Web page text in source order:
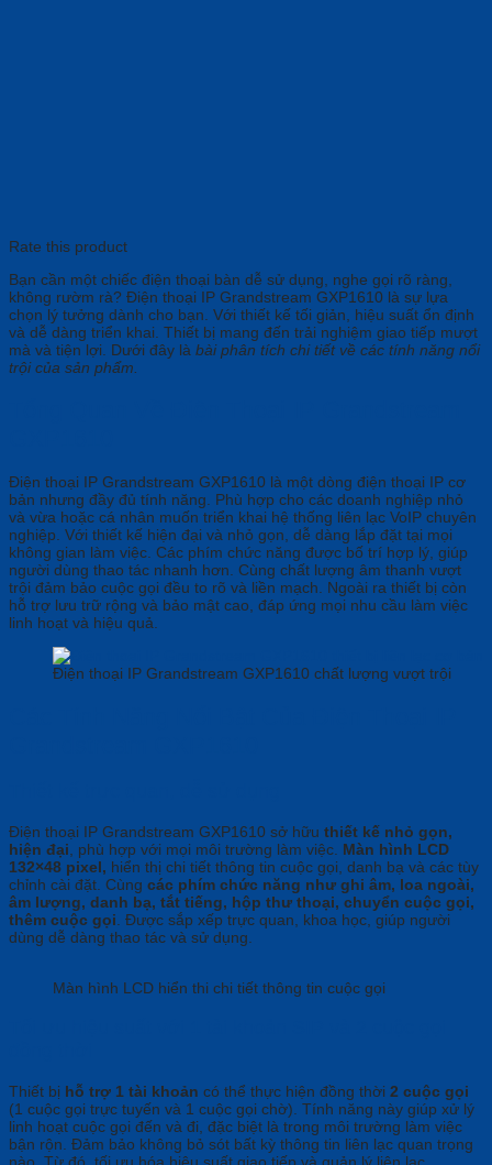
Rate this product
Bạn cần một chiếc điện thoại bàn dễ sử dụng, nghe gọi rõ ràng,
không rườm rà? Điện thoại IP Grandstream GXP1610 là sự lựa
chọn lý tưởng dành cho bạn. Với thiết kế tối giản, hiệu suất ổn định
và dễ dàng triển khai. Thiết bị mang đến trải nghiệm giao tiếp mượt
mà và tiện lợi. Dưới đây là bài phân tích chi tiết về các tính năng nổi
trội của sản phẩm.
Điện thoại IP Grandstream GXP1610 là một dòng điện thoại IP cơ
bản nhưng đầy đủ tính năng. Phù hợp cho các doanh nghiệp nhỏ
và vừa hoặc cá nhân muốn triển khai hệ thống liên lạc VoIP chuyên
nghiệp. Với thiết kế hiện đại và nhỏ gọn, dễ dàng lắp đặt tại mọi
không gian làm việc. Các phím chức năng được bố trí hợp lý, giúp
người dùng thao tác nhanh hơn. Cùng chất lượng âm thanh vượt
trội đảm bảo cuộc gọi đều to rõ và liền mạch. Ngoài ra thiết bị còn
hỗ trợ lưu trữ rộng và bảo mật cao, đáp ứng mọi nhu cầu làm việc
linh hoạt và hiệu quả.
Điện thoại IP Grandstream GXP1610 chất lượng vượt trội
Điện thoại IP Grandstream GXP1610 sở hữu thiết kế nhỏ gọn,
hiện đại , phù hợp với mọi môi trường làm việc. Màn hình LCD
132×48 pixel, hiển thị chi tiết thông tin cuộc gọi, danh bạ và các tùy
chỉnh cài đặt. Cùng các phím chức năng như ghi âm, loa ngoài,
âm lượng, danh bạ, tắt tiếng, hộp thư thoại, chuyển cuộc gọi,
thêm cuộc gọi . Được sắp xếp trực quan, khoa học, giúp người
dùng dễ dàng thao tác và sử dụng.
Màn hình LCD hiển thi chi tiết thông tin cuộc gọi
Thiết bị hỗ trợ 1 tài khoản có thể thực hiện đồng thời 2 cuộc gọi
(1 cuộc gọi trực tuyến và 1 cuộc gọi chờ). Tính năng này giúp xử lý
linh hoạt cuộc gọi đến và đi, đặc biệt là trong môi trường làm việc
bận rộn. Đảm bảo không bỏ sót bất kỳ thông tin liên lạc quan trọng